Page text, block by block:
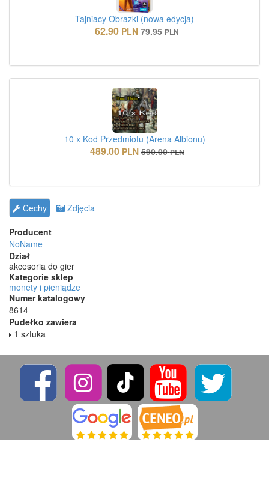
Tajniacy Obrazki (nowa edycja)
62.90 PLN 79.95 PLN
10 x Kod Przedmiotu (Arena Albionu)
489.00 PLN 590.00 PLN
Cechy
Zdjęcia
Producent
NoName
Dział
akcesoria do gier
Kategorie sklep
monety i pieniądze
Numer katalogowy
8614
Pudełko zawiera
1 sztuka